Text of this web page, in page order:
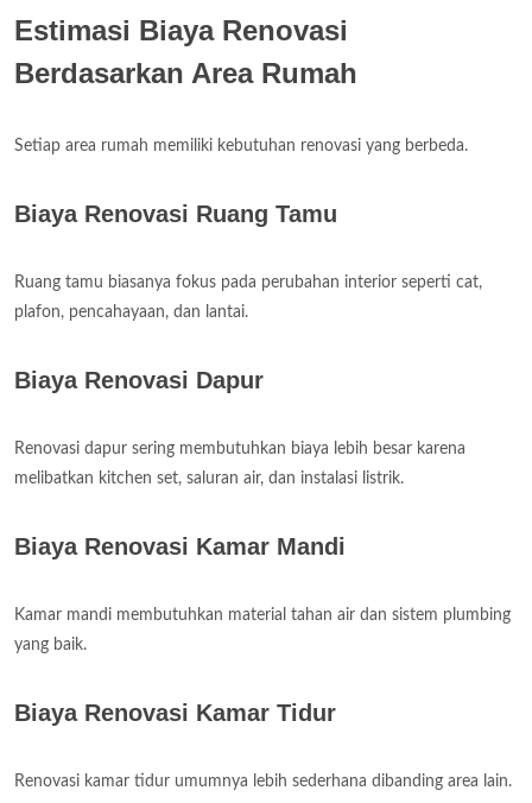
Estimasi Biaya Renovasi
Berdasarkan Area Rumah
Setiap area rumah memiliki kebutuhan renovasi yang berbeda.
Biaya Renovasi Ruang Tamu
Ruang tamu biasanya fokus pada perubahan interior seperti cat,
plafon, pencahayaan, dan lantai.
Biaya Renovasi Dapur
Renovasi dapur sering membutuhkan biaya lebih besar karena
melibatkan kitchen set, saluran air, dan instalasi listrik.
Biaya Renovasi Kamar Mandi
Kamar mandi membutuhkan material tahan air dan sistem plumbing
yang baik.
Biaya Renovasi Kamar Tidur
Renovasi kamar tidur umumnya lebih sederhana dibanding area lain.